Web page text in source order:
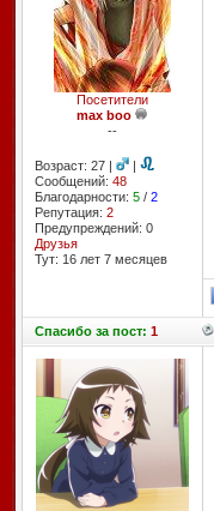
Посетители
max boo
--
Возраст: 27 |
|
Сообщений: 48
Благодарности: 5/ 2
Репутация: 2
Предупреждений: 0
Друзья
Тут: 16 лет 7 месяцев
Спасибоза пост: 1